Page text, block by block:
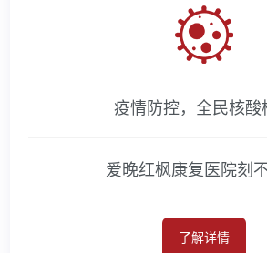
疫情防控，全民核酸
爱晚红枫康复医院刻
了解详情